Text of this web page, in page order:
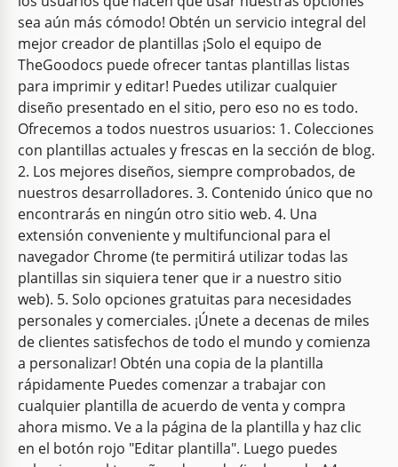
sea aún más cómodo! Obtén un servicio integral del
mejor creador de plantillas ¡Solo el equipo de
TheGoodocs puede ofrecer tantas plantillas listas
para imprimir y editar! Puedes utilizar cualquier
diseño presentado en el sitio, pero eso no es todo.
Ofrecemos a todos nuestros usuarios: 1. Colecciones
con plantillas actuales y frescas en la sección de blog.
2. Los mejores diseños, siempre comprobados, de
nuestros desarrolladores. 3. Contenido único que no
encontrarás en ningún otro sitio web. 4. Una
extensión conveniente y multifuncional para el
navegador Chrome (te permitirá utilizar todas las
plantillas sin siquiera tener que ir a nuestro sitio
web). 5. Solo opciones gratuitas para necesidades
personales y comerciales. ¡Únete a decenas de miles
de clientes satisfechos de todo el mundo y comienza
a personalizar! Obtén una copia de la plantilla
rápidamente Puedes comenzar a trabajar con
cualquier plantilla de acuerdo de venta y compra
ahora mismo. Ve a la página de la plantilla y haz clic
en el botón rojo "Editar plantilla". Luego puedes